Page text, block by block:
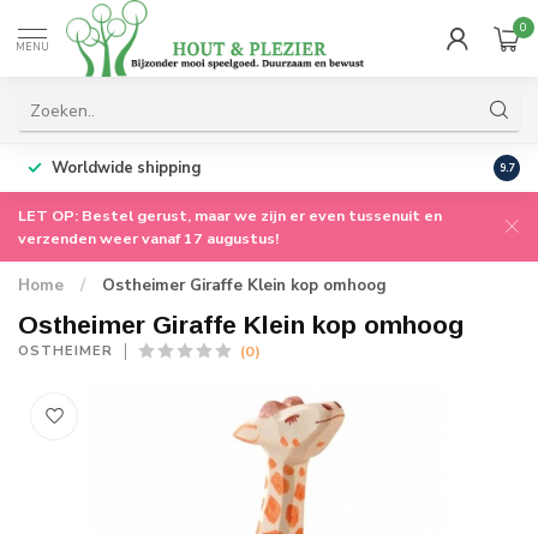
MENU
0
Worldwide shipping 9.7
LET OP: Bestel gerust, maar we zijn er even tussenuit en
verzenden weer vanaf 17 augustus!
Home / Ostheimer Giraffe Klein kop omhoog
Ostheimer Giraffe Klein kop omhoog
OSTHEIMER (0)